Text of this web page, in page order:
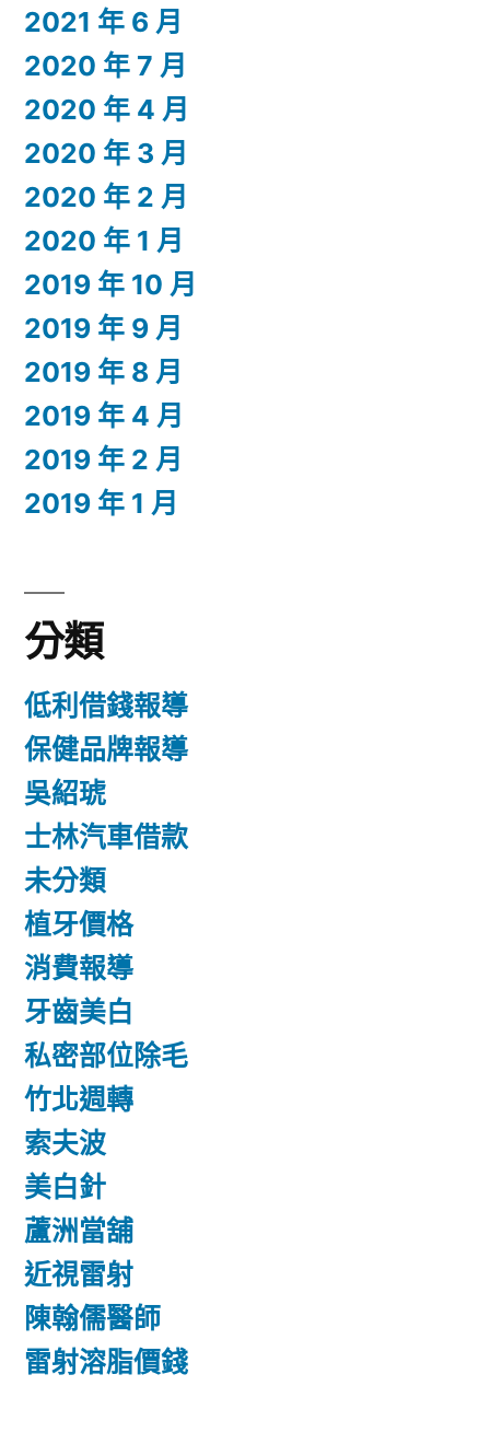
2021 年 6 月
2020 年 7 月
2020 年 4 月
2020 年 3 月
2020 年 2 月
2020 年 1 月
2019 年 10 月
2019 年 9 月
2019 年 8 月
2019 年 4 月
2019 年 2 月
2019 年 1 月
分類
低利借錢報導
保健品牌報導
吳紹琥
士林汽車借款
未分類
植牙價格
消費報導
牙齒美白
私密部位除毛
竹北週轉
索夫波
美白針
蘆洲當舖
近視雷射
陳翰儒醫師
雷射溶脂價錢